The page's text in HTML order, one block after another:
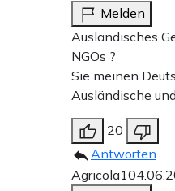
Melden
Ausländisches
NGOs ?
Sie meinen
Ausländische
20
Antworten
Agricola1